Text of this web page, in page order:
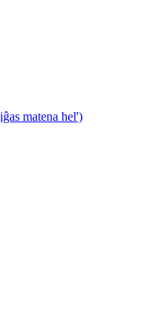
matena hel')